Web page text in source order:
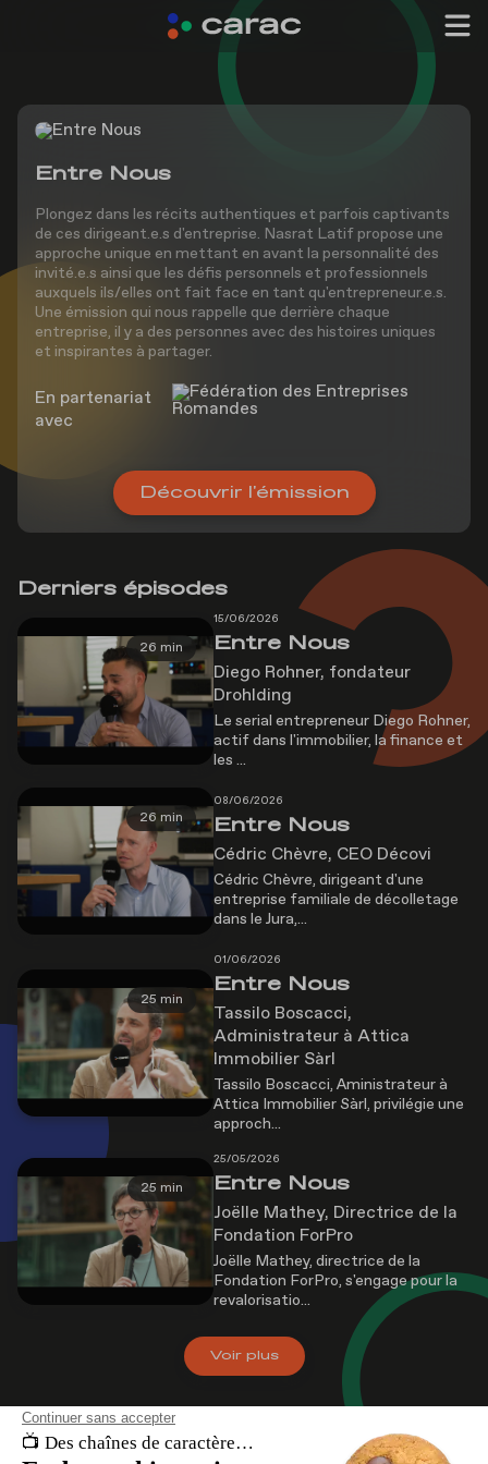
Entre Nous
Plongez dans les récits authentiques et parfois captivants
de ces dirigeant.e.s d'entreprise. Nasrat Latif propose une
approche unique en mettant en avant la personnalité des
invité.e.s ainsi que les défis personnels et professionnels
auxquels ils/elles ont fait face en tant qu'entrepreneur.e.s.
Une émission qui nous rappelle que derrière chaque
entreprise, il y a des personnes avec des histoires uniques
et inspirantes à partager.
En partenariat
avec
Découvrir l'émission
Derniers épisodes
26 min
15/06/2026
Entre Nous
Diego Rohner, fondateur
Drohlding
Le serial entrepreneur Diego Rohner,
actif dans l'immobilier, la finance et
les ...
26 min
08/06/2026
Entre Nous
Cédric Chèvre, CEO Décovi
Cédric Chèvre, dirigeant d'une
entreprise familiale de décolletage
dans le Jura,...
25 min
01/06/2026
Entre Nous
Tassilo Boscacci,
Administrateur à Attica
Immobilier Sàrl
Tassilo Boscacci, Aministrateur à
Attica Immobilier Sàrl, privilégie une
approch...
25 min
25/05/2026
Entre Nous
Joëlle Mathey, Directrice de la
Fondation ForPro
Joëlle Mathey, directrice de la
Fondation ForPro, s'engage pour la
revalorisatio...
Voirplus